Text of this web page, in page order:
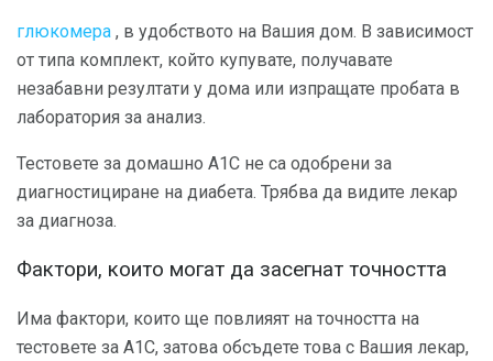
глюкомера , в удобството на Вашия дом. В зависимост
от типа комплект, който купувате, получавате
незабавни резултати у дома или изпращате пробата в
лаборатория за анализ.
Тестовете за домашно А1С не са одобрени за
диагностициране на диабета. Трябва да видите лекар
за диагноза.
Фактори, които могат да засегнат точността
Има фактори, които ще повлияят на точността на
тестовете за А1С, затова обсъдете това с Вашия лекар,